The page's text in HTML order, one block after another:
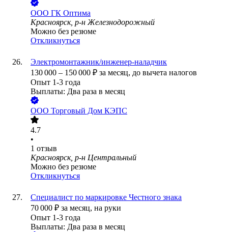
ООО ГК Оптима
Красноярск, р-н Железнодорожный
Можно без резюме
Откликнуться
Электромонтажник/инженер-наладчик
130 000 – 150 000 ₽ за месяц, до вычета налогов
Опыт 1-3 года
Выплаты: Два раза в месяц
ООО Торговый Дом КЭПС
4.7
•
1 отзыв
Красноярск, р-н Центральный
Можно без резюме
Откликнуться
Специалист по маркировке Честного знака
70 000 ₽ за месяц, на руки
Опыт 1-3 года
Выплаты: Два раза в месяц